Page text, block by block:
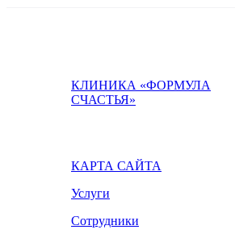
КЛИНИКА «ФОРМУЛА
СЧАСТЬЯ»
КАРТА САЙТА
Услуги
Сотрудники